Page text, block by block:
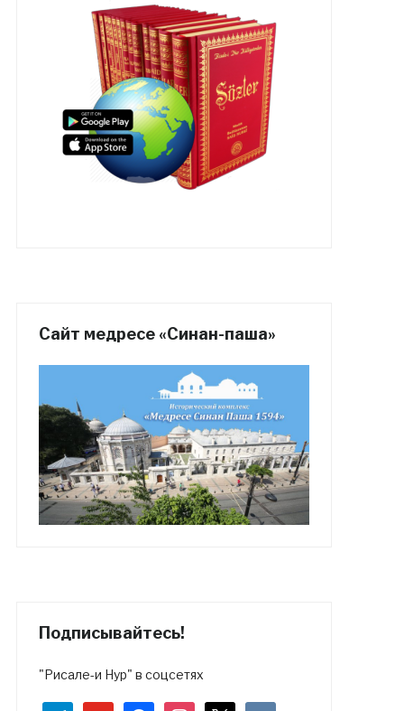
Сайт медресе «Синан-паша»
Подписывайтесь!
"Рисале-и Нур" в соцсетях